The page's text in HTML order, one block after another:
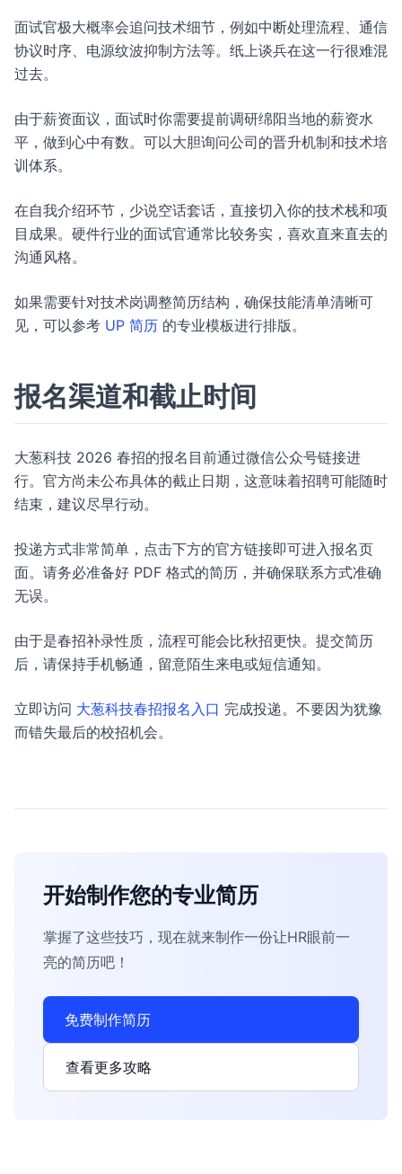
面试官极大概率会追问技术细节，例如中断处理流程、通信
协议时序、电源纹波抑制方法等。纸上谈兵在这一行很难混
过去。
由于薪资面议，面试时你需要提前调研绵阳当地的薪资水
平，做到心中有数。可以大胆询问公司的晋升机制和技术培
训体系。
在自我介绍环节，少说空话套话，直接切入你的技术栈和项
目成果。硬件行业的面试官通常比较务实，喜欢直来直去的
沟通风格。
如果需要针对技术岗调整简历结构，确保技能清单清晰可
见，可以参考 UP 简历 的专业模板进行排版。
报名渠道和截止时间
大葱科技 2026 春招的报名目前通过微信公众号链接进
行。官方尚未公布具体的截止日期，这意味着招聘可能随时
结束，建议尽早行动。
投递方式非常简单，点击下方的官方链接即可进入报名页
面。请务必准备好 PDF 格式的简历，并确保联系方式准确
无误。
由于是春招补录性质，流程可能会比秋招更快。提交简历
后，请保持手机畅通，留意陌生来电或短信通知。
立即访问 大葱科技春招报名入口 完成投递。不要因为犹豫
而错失最后的校招机会。
开始制作您的专业简历
掌握了这些技巧，现在就来制作一份让HR眼前一
亮的简历吧！
免费制作简历
查看更多攻略